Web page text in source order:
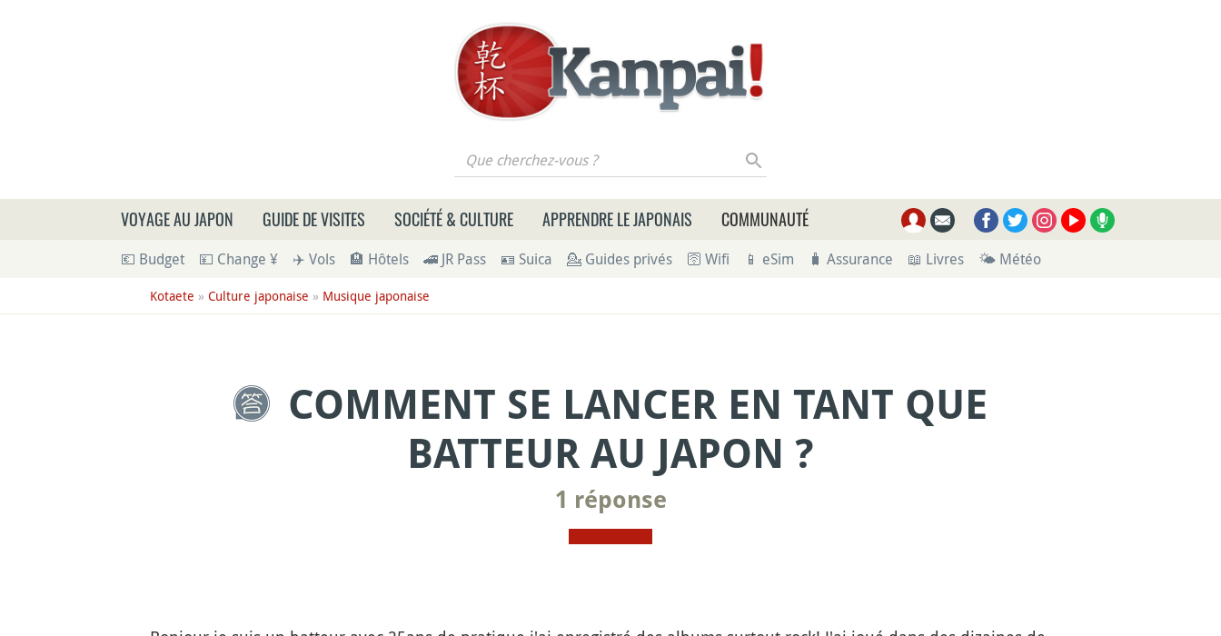
Que cherchez-vous ?
VOYAGE AU JAPON GUIDE DE VISITES SOCIÉTÉ & CULTURE APPRENDRE LE JAPONAIS COMMUNAUTÉ
💶 Budget 💴 Change ¥ ✈️ Vols 🏨 Hôtels 🚄 JR Pass 🪪 Suica 💁 Guides privés 🛜 Wifi 📱 eSim 🧳 Assurance 📖 Livres 🌤 Météo
Kotaete » Culture japonaise » Musique japonaise
COMMENT SE LANCER EN TANT QUE
BATTEUR AU JAPON ?
1 réponse